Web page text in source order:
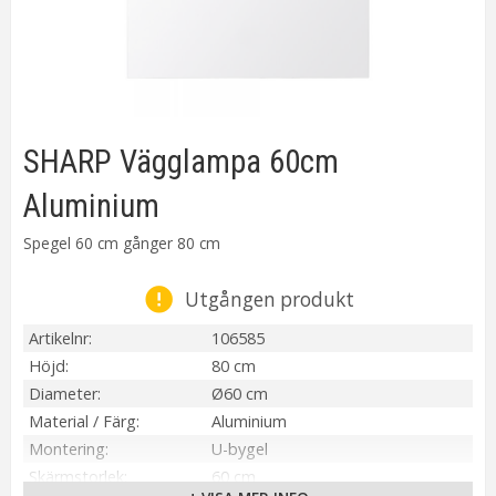
SHARP Vägglampa 60cm
Aluminium
Spegel 60 cm gånger 80 cm
Utgången produkt
Artikelnr
106585
Höjd
80 cm
Diameter
Ø60 cm
Material / Färg
Aluminium
Montering
U-bygel
Skärmstorlek
60 cm